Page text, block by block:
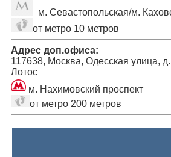
м. Севастопольская/м.
от метро 10 метров
Адрес доп.офиса:
117638, Москва, Одесская улица,
Лотос
м. Нахимовский проспект
от метро 200 метров